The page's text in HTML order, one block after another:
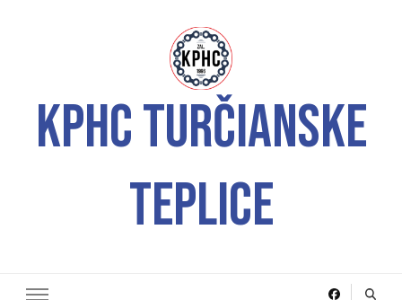
KPHC Turčianske
Teplice